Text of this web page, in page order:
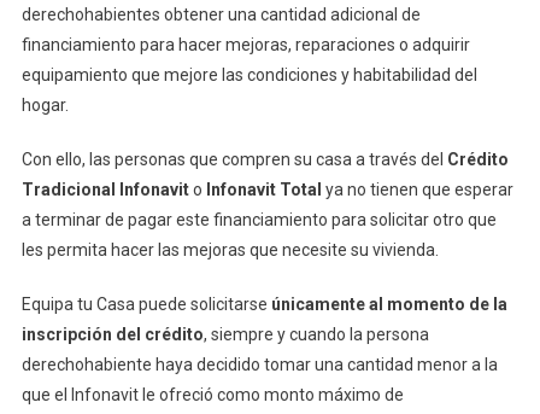
Y
Extra
derechohabientes obtener una cantidad adicional de
financiamiento para hacer mejoras, reparaciones o adquirir
equipamiento que mejore las condiciones y habitabilidad del
hogar.
Con ello, las personas que compren su casa a través del Crédito
Tradicional Infonavito Infonavit Total ya no tienen que esperar
a terminar de pagar este financiamiento para solicitar otro que
les permita hacer las mejoras que necesite su vivienda.
Equipa tu Casa puede solicitarse únicamente al momento de la
inscripción del crédito, siempre y cuando la persona
derechohabiente haya decidido tomar una cantidad menor a la
que el Infonavit le ofreció como monto máximo de